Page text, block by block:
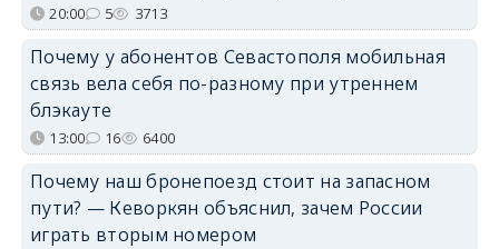
20:00 5 3713
Почему у абонентов Севастополя мобильная
связь вела себя по-разному при утреннем
блэкауте
13:00 16 6400
Почему наш бронепоезд стоит на запасном
пути? — Кеворкян объяснил, зачем России
играть вторым номером